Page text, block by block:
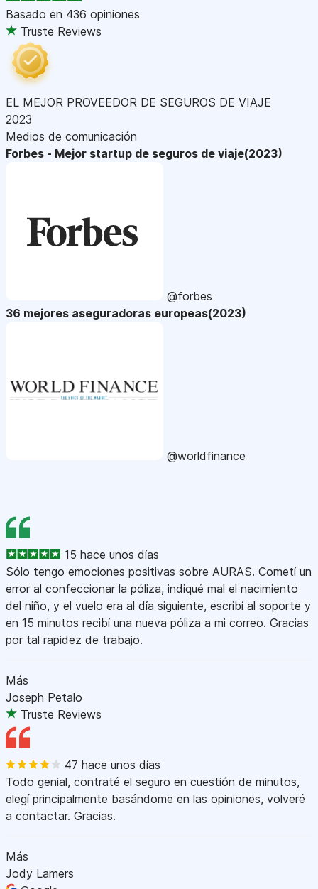
Basado en 436 opiniones
Truste Reviews
EL MEJOR PROVEEDOR DE SEGUROS DE VIAJE
2023
Medios de comunicación
Forbes - Mejor startup de seguros de viaje(2023)
@forbes
36 mejores aseguradoras europeas(2023)
@worldfinance
15 hace unos días
Sólo tengo emociones positivas sobre AURAS. Cometí un
error al confeccionar la póliza, indiqué mal el nacimiento
del niño, y el vuelo era al día siguiente, escribí al soporte y
en 15 minutos recibí una nueva póliza a mi correo. Gracias
por tal rapidez de trabajo.
Más
Joseph Petalo
Truste Reviews
47 hace unos días
Todo genial, contraté el seguro en cuestión de minutos,
elegí principalmente basándome en las opiniones, volveré
a contactar. Gracias.
Más
Jody Lamers